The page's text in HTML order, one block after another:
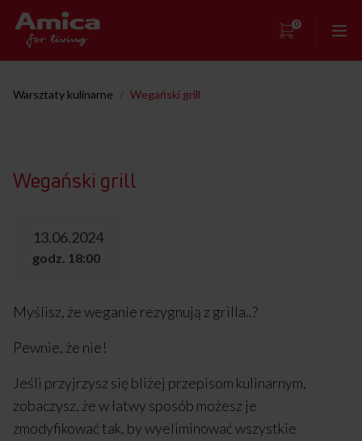
0
Strona główna
Warsztaty kulinarne Wegański grill
Wegański grill
13.06.2024
godz. 18:00
Myślisz, że weganie rezygnują z grilla..?
Pewnie, że nie!
Jeśli przyjrzysz się bliżej przepisom kulinarnym,
zobaczysz, że w łatwy sposób możesz je
zmodyfikować tak, by wyeliminować wszystkie